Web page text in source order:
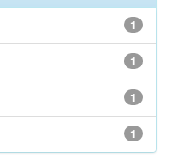
1
1
1
1